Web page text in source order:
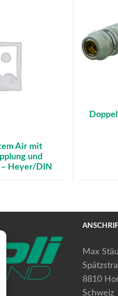
Air mit
und
– Heyer/DIN
Max
8810
Schweiz